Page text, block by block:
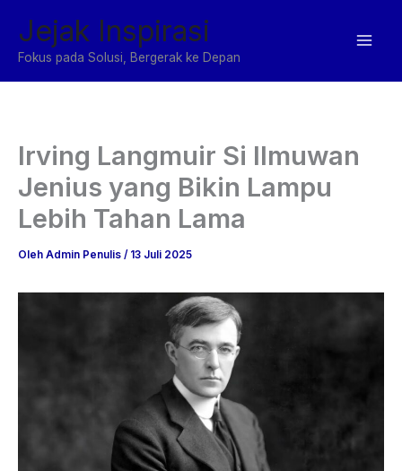
konten
Jejak Inspirasi
Fokus pada Solusi, Bergerak ke Depan
Irving Langmuir Si Ilmuwan
Jenius yang Bikin Lampu
Lebih Tahan Lama
Oleh Admin Penulis / 13 Juli 2025